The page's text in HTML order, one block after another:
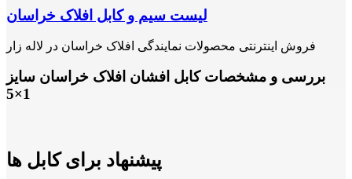
لیست سیم و کابل افلاک خراسان
فروش اینترنتی محصولات نمایندگی افلاک خراسان در لاله زار
بررسی و مشخصات کابل افشان افلاک خراسان سایز
1×5
پیشنهاد برای کابل ها